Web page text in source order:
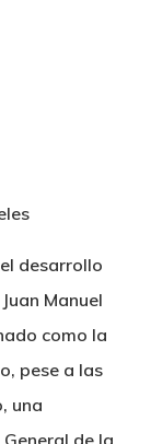
desarrollo
Manuel
como la
pese a las
una
de la